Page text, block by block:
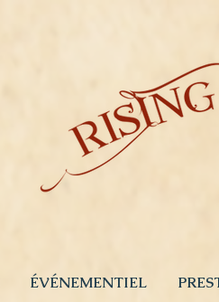
ÉVÉNEMENTIEL